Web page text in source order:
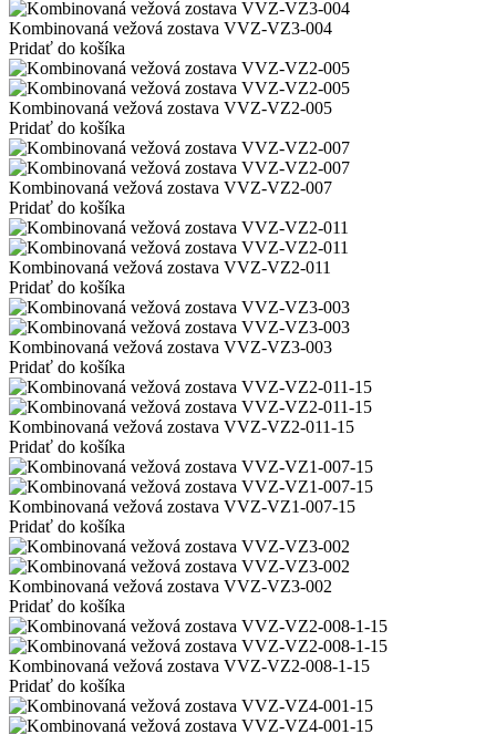
Kombinovaná vežová zostava VVZ-VZ3-004
Pridať do košíka
Kombinovaná vežová zostava VVZ-VZ2-005
Pridať do košíka
Kombinovaná vežová zostava VVZ-VZ2-007
Pridať do košíka
Kombinovaná vežová zostava VVZ-VZ2-011
Pridať do košíka
Kombinovaná vežová zostava VVZ-VZ3-003
Pridať do košíka
Kombinovaná vežová zostava VVZ-VZ2-011-15
Pridať do košíka
Kombinovaná vežová zostava VVZ-VZ1-007-15
Pridať do košíka
Kombinovaná vežová zostava VVZ-VZ3-002
Pridať do košíka
Kombinovaná vežová zostava VVZ-VZ2-008-1-15
Pridať do košíka